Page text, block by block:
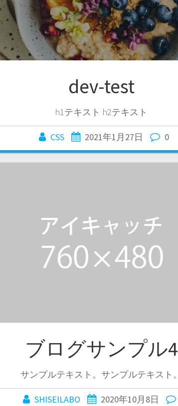
dev-test
h1テキスト h2テキスト
CSS 2021年1月27日 0
ブログサンプル4
サンプルテキスト。サンプルテキスト。
SHISEILABO 2020年10月8日